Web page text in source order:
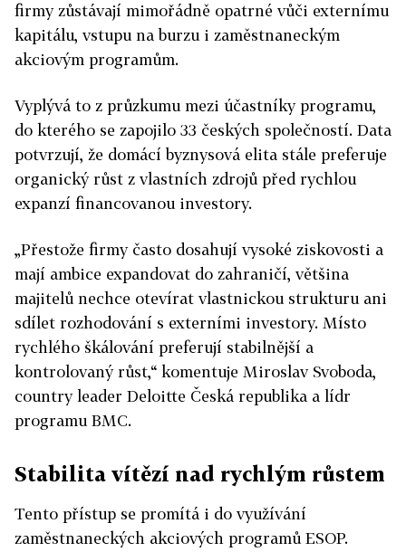
firmy zůstávají mimořádně opatrné vůči externímu
kapitálu, vstupu na burzu i zaměstnaneckým
akciovým programům.
Vyplývá to z průzkumu mezi účastníky programu,
do kterého se zapojilo 33 českých společností. Data
potvrzují, že domácí byznysová elita stále preferuje
organický růst z vlastních zdrojů před rychlou
expanzí financovanou investory.
„Přestože firmy často dosahují vysoké ziskovosti a
mají ambice expandovat do zahraničí, většina
majitelů nechce otevírat vlastnickou strukturu ani
sdílet rozhodování s externími investory. Místo
rychlého škálování preferují stabilnější a
kontrolovaný růst,“ komentuje Miroslav Svoboda,
country leader Deloitte Česká republika a lídr
programu BMC.
Stabilita vítězí nad rychlým růstem
Tento přístup se promítá i do využívání
zaměstnaneckých akciových programů ESOP.